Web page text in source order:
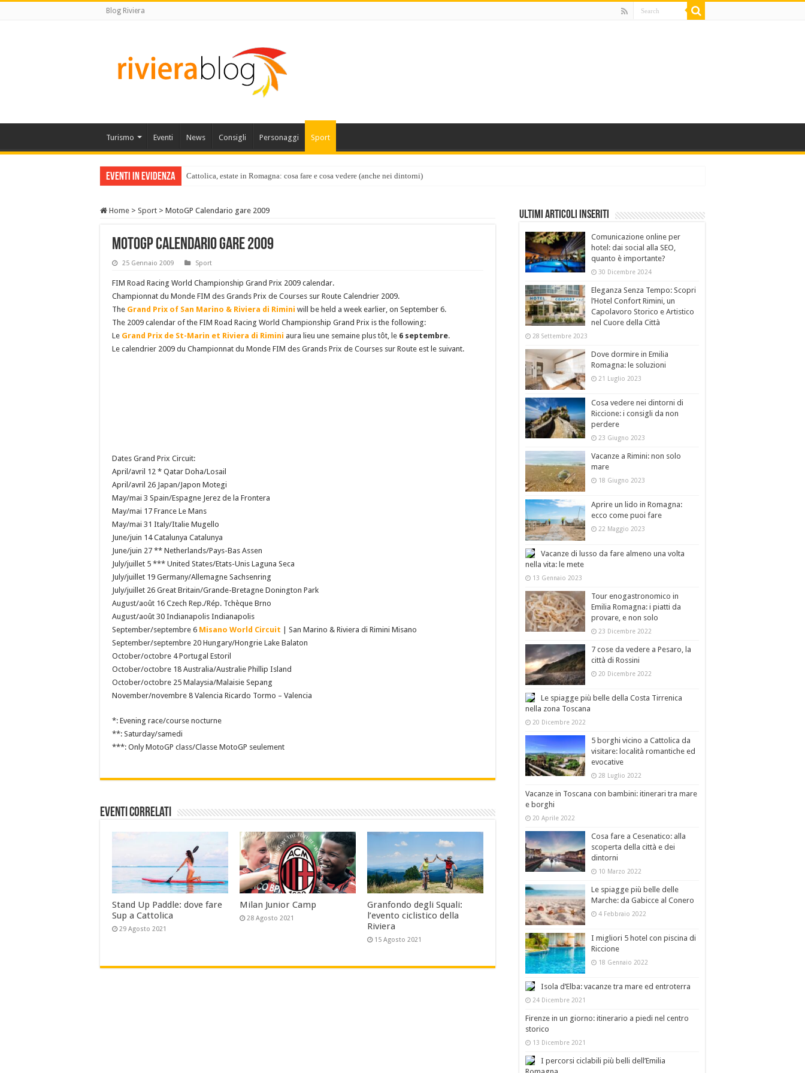
Blog Riviera
Turismo Eventi News Consigli Personaggi Sport
Eventi in Evidenza Cattolica, estate in Romagna: cosa fare e cosa vedere (anche nei dintorni)
Home > Sport > MotoGP Calendario gare 2009
MotoGP Calendario gare 2009
25 Gennaio 2009 Sport
FIM Road Racing World Championship Grand Prix 2009 calendar.
Championnat du Monde FIM des Grands Prix de Courses sur Route Calendrier 2009.
The Grand Prix of San Marino & Riviera di Rimini will be held a week earlier, on September 6.
The 2009 calendar of the FIM Road Racing World Championship Grand Prix is the following:
Le Grand Prix de St-Marin et Riviera di Rimini aura lieu une semaine plus tôt, le 6 septembre.
Le calendrier 2009 du Championnat du Monde FIM des Grands Prix de Courses sur Route est le suivant.
Dates Grand Prix Circuit:
April/avril 12 * Qatar Doha/Losail
April/avril 26 Japan/Japon Motegi
May/mai 3 Spain/Espagne Jerez de la Frontera
May/mai 17 France Le Mans
May/mai 31 Italy/Italie Mugello
June/juin 14 Catalunya Catalunya
June/juin 27 ** Netherlands/Pays-Bas Assen
July/juillet 5 *** United States/Etats-Unis Laguna Seca
July/juillet 19 Germany/Allemagne Sachsenring
July/juillet 26 Great Britain/Grande-Bretagne Donington Park
August/août 16 Czech Rep./Rép. Tchèque Brno
August/août 30 Indianapolis Indianapolis
September/septembre 6 Misano World Circuit
| San Marino & Riviera di Rimini Misano
September/septembre 20 Hungary/Hongrie Lake Balaton
October/octobre 4 Portugal Estoril
October/octobre 18 Australia/Australie Phillip Island
October/octobre 25 Malaysia/Malaisie Sepang
November/novembre 8 Valencia Ricardo Tormo – Valencia
*: Evening race/course nocturne
**: Saturday/samedi
***: Only MotoGP class/Classe MotoGP seulement
Eventi Correlati
Stand Up Paddle: dove fare
Sup a Cattolica
29 Agosto 2021
Milan Junior Camp
28 Agosto 2021
Granfondo degli Squali:
l’evento ciclistico della
Riviera
15 Agosto 2021
Ultimi Articoli Inseriti
Comunicazione online per
hotel: dai social alla SEO,
quanto è importante?
30 Dicembre 2024
Eleganza Senza Tempo: Scopri
l’Hotel Confort Rimini, un
Capolavoro Storico e Artistico
nel Cuore della Città
28 Settembre 2023
Dove dormire in Emilia
Romagna: le soluzioni
21 Luglio 2023
Cosa vedere nei dintorni di
Riccione: i consigli da non
perdere
23 Giugno 2023
Vacanze a Rimini: non solo
mare
18 Giugno 2023
Aprire un lido in Romagna:
ecco come puoi fare
22 Maggio 2023
Vacanze di lusso da fare almeno una volta
nella vita: le mete
13 Gennaio 2023
Tour enogastronomico in
Emilia Romagna: i piatti da
provare, e non solo
23 Dicembre 2022
7 cose da vedere a Pesaro, la
città di Rossini
20 Dicembre 2022
Le spiagge più belle della Costa Tirrenica
nella zona Toscana
20 Dicembre 2022
5 borghi vicino a Cattolica da
visitare: località romantiche ed
evocative
28 Luglio 2022
Vacanze in Toscana con bambini: itinerari tra mare
e borghi
20 Aprile 2022
Cosa fare a Cesenatico: alla
scoperta della città e dei
dintorni
10 Marzo 2022
Le spiagge più belle delle
Marche: da Gabicce al Conero
4 Febbraio 2022
I migliori 5 hotel con piscina di
Riccione
18 Gennaio 2022
Isola d’Elba: vacanze tra mare ed entroterra
24 Dicembre 2021
Firenze in un giorno: itinerario a piedi nel centro
storico
13 Dicembre 2021
I percorsi ciclabili più belli dell’Emilia